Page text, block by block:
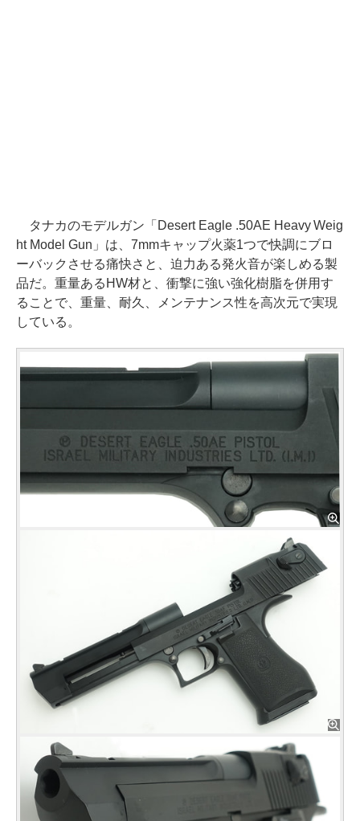
タナカのモデルガン「Desert Eagle .50AE Heavy Weig
ht Model Gun」は、7mmキャップ火薬1つで快調にブロ
ーバックさせる痛快さと、迫力ある発火音が楽しめる製
品だ。重量あるHW材と、衝撃に強い強化樹脂を併用す
ることで、重量、耐久、メンテナンス性を高次元で実現
している。